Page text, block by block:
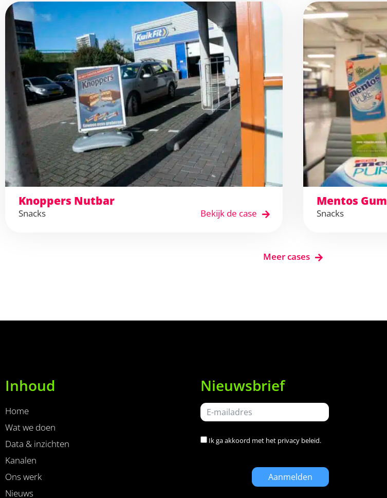
Knoppers Nutbar
Snacks Bekijk de case
Mentos Gum
Snacks
Meer cases
Inhoud
Home
Wat we doen
Data & inzichten
Kanalen
Ons werk
Nieuws
Nieuwsbrief
Ik ga akkoord met het privacy beleid.